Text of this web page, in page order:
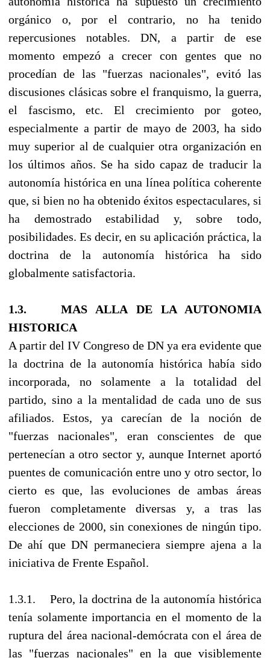
orgánico o, por el contrario, no ha tenido
repercusiones notables. DN, a partir de ese
momento empezó a crecer con gentes que no
procedían de las "fuerzas nacionales", evitó las
discusiones clásicas sobre el franquismo, la guerra,
el fascismo, etc. El crecimiento por goteo,
especialmente a partir de mayo de 2003, ha sido
muy superior al de cualquier otra organización en
los últimos años. Se ha sido capaz de traducir la
autonomía histórica en una línea política coherente
que, si bien no ha obtenido éxitos espectaculares, si
ha demostrado estabilidad y, sobre todo,
posibilidades. Es decir, en su aplicación práctica, la
doctrina de la autonomía histórica ha sido
globalmente satisfactoria.
1.3. MAS ALLA DE LA AUTONOMIA
HISTORICA
A partir del IV Congreso de DN ya era evidente que
la doctrina de la autonomía histórica había sido
incorporada, no solamente a la totalidad del
partido, sino a la mentalidad de cada uno de sus
afiliados. Estos, ya carecían de la noción de
"fuerzas nacionales", eran conscientes de que
pertenecían a otro sector y, aunque Internet aportó
puentes de comunicación entre uno y otro sector, lo
cierto es que, las evoluciones de ambas áreas
fueron completamente diversas y, a tras las
elecciones de 2000, sin conexiones de ningún tipo.
De ahí que DN permaneciera siempre ajena a la
iniciativa de Frente Español.
1.3.1. Pero, la doctrina de la autonomía histórica
tenía solamente importancia en el momento de la
ruptura del área nacional-demócrata con el área de
las "fuerzas nacionales" en la que visiblemente